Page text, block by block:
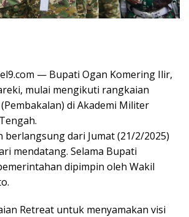
— Bupati Ogan Komering Ilir,
mulai mengikuti rangkaian
di Akademi Militer
berlangsung dari Jumat (21/2/2025)
mendatang. Selama Bupati
dipimpin oleh Wakil
Retreat untuk menyamakan visi